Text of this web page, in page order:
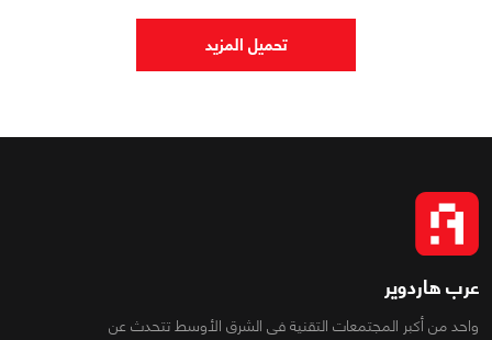
تحميل المزيد
عرب هاردوير
واحد من أكبر المجتمعات التقنية فى الشرق الأوسط تتحدث عن